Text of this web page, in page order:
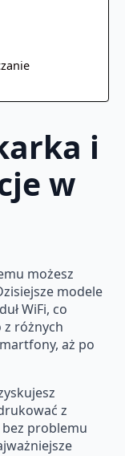
i
w
możesz
modele
WiFi, co
różnych
aż po
z
problemu